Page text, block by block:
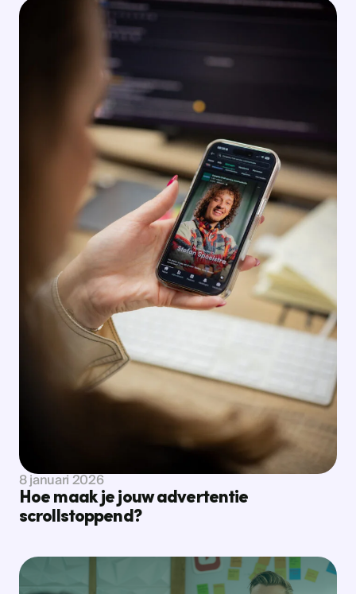
Bekijk nieuws
Bekijk nieuws
Hoe maak je jouw advertentie
scrollstoppend?
8 januari 2026